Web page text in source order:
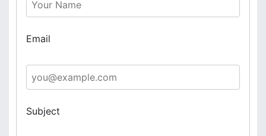
Email
Subject